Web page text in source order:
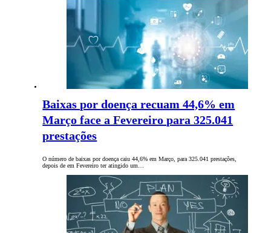
Baixas por doença recuam 44,6% em
Março face a Fevereiro para 325.041
prestações
O número de baixas por doença caiu 44,6% em Março, para 325.041 prestações,
depois de em Fevereiro ter atingido um…